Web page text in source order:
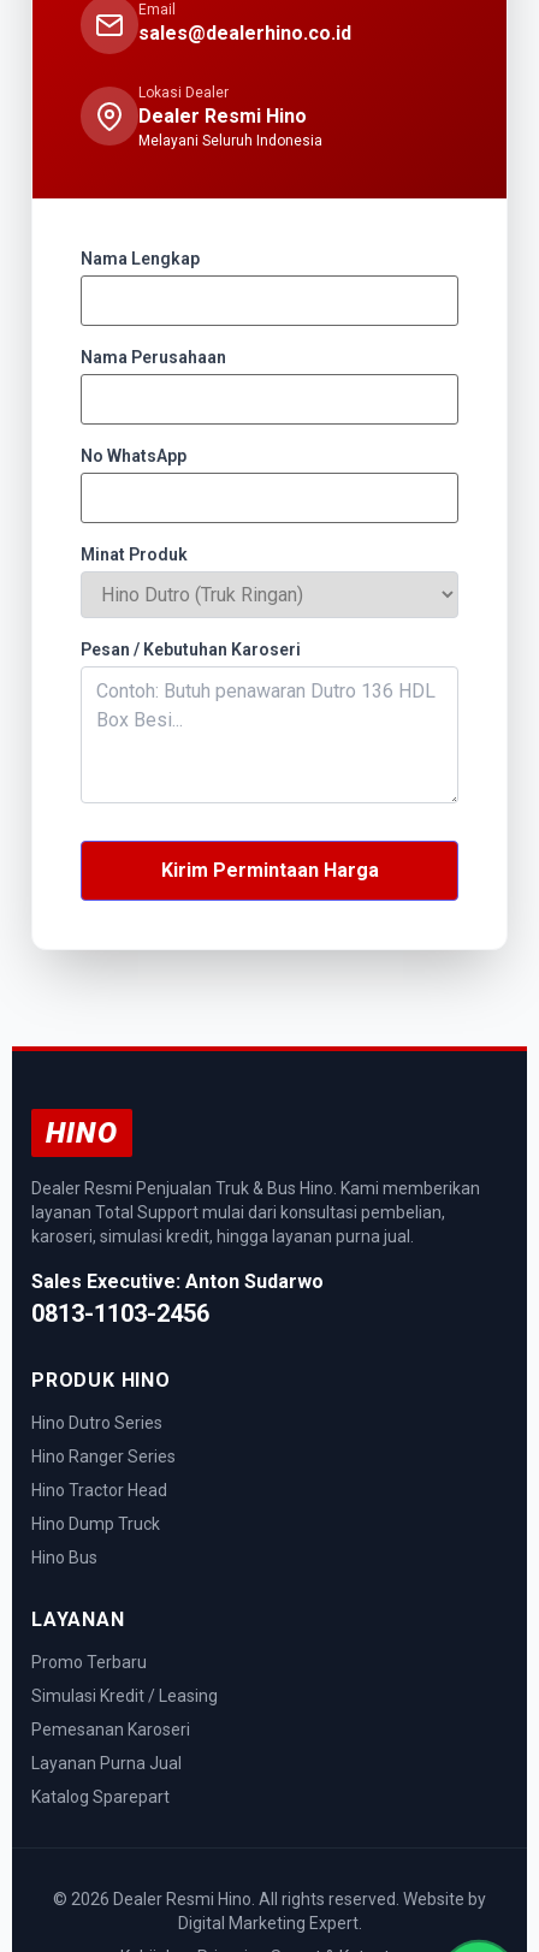
Email
sales@dealerhino.co.id
Lokasi Dealer
Dealer Resmi Hino
Melayani Seluruh Indonesia
Nama Lengkap
Nama Perusahaan
No WhatsApp
Minat Produk
Pesan / Kebutuhan Karoseri
Kirim Permintaan Harga
HINO
Dealer Resmi Penjualan Truk & Bus Hino. Kami memberikan
layanan Total Support mulai dari konsultasi pembelian,
karoseri, simulasi kredit, hingga layanan purna jual.
Sales Executive: Anton Sudarwo
0813-1103-2456
PRODUK HINO
Hino Dutro Series
Hino Ranger Series
Hino Tractor Head
Hino Dump Truck
Hino Bus
LAYANAN
Promo Terbaru
Simulasi Kredit / Leasing
Pemesanan Karoseri
Layanan Purna Jual
Katalog Sparepart
© 2026 Dealer Resmi Hino. All rights reserved. Website by
Digital Marketing Expert.